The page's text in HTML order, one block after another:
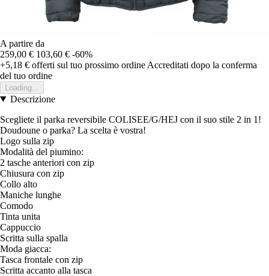
A partire da
259,00 € 103,60 € -60%
+5,18 € offerti sul tuo prossimo ordine Accreditati dopo la conferma
del tuo ordine
Loading...
Descrizione
Scegliete il parka reversibile COLISEE/G/HEJ con il suo stile 2 in 1!
Doudoune o parka? La scelta è vostra!
Logo sulla zip
Modalità del piumino:
2 tasche anteriori con zip
Chiusura con zip
Collo alto
Maniche lunghe
Comodo
Tinta unita
Cappuccio
Scritta sulla spalla
Moda giacca:
Tasca frontale con zip
Scritta accanto alla tasca